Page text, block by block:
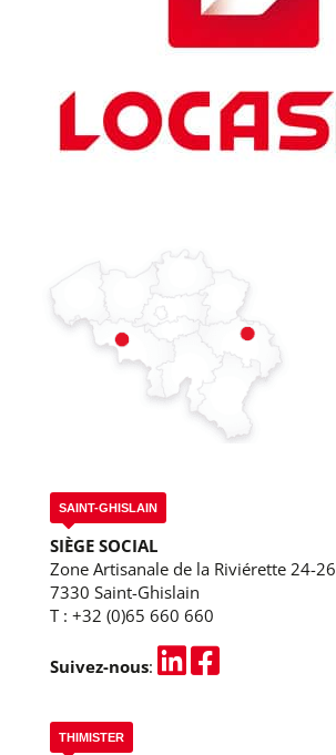
SAINT-GHISLAIN
SIÈGE SOCIAL
Zone Artisanale de la Riviérette 24-26
7330 Saint-Ghislain
T : +32 (0)65 660 660
Suivez-nous:
THIMISTER